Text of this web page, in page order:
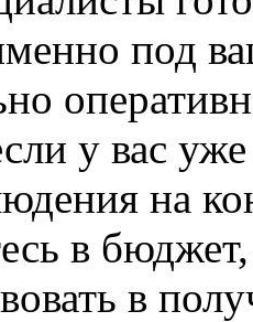
под
у вас
на
в
в